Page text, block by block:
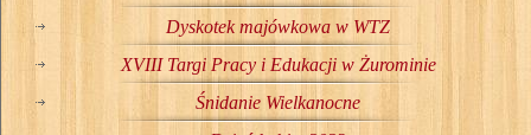
Dyskotek majówkowa w WTZ
XVIII Targi Pracy i Edukacji w Żurominie
Śnidanie Wielkanocne